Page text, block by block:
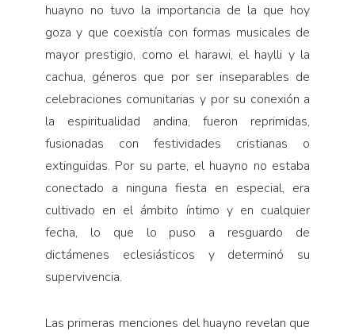
huayno no tuvo la importancia de la que hoy
goza y que coexistía con formas musicales de
mayor prestigio, como el harawi, el haylli y la
cachua, géneros que por ser inseparables de
celebraciones comunitarias y por su conexión a
la espiritualidad andina, fueron reprimidas,
fusionadas con festividades cristianas o
extinguidas. Por su parte, el huayno no estaba
conectado a ninguna fiesta en especial, era
cultivado en el ámbito íntimo y en cualquier
fecha, lo que lo puso a resguardo de
dictámenes eclesiásticos y determinó su
supervivencia.
Las primeras menciones del huayno revelan que